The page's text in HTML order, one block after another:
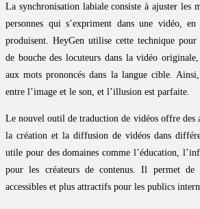
La synchronisation labiale consiste à ajuster les
personnes qui s’expriment dans une vidéo,
produisent. HeyGen utilise cette technique
de bouche des locuteurs dans la vidéo
aux mots prononcés dans la langue cible.
entre l’image et le son, et l’illusion est parfaite.
Le nouvel outil de traduction de vidéos offre des
la création et la diffusion de vidéos dans
utile pour des domaines comme l’éducation,
pour les créateurs de contenus. Il permet de
accessibles et plus attractifs pour les publics